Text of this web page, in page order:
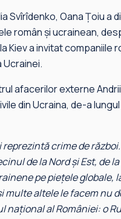
Svîrîdenko, Oana Țoiu
român și ucrainean,
Kiev a invitat
afacerilor externe
din Ucraina, de-a
reprezintă crime de
de la Nord și Est, de
pe piețele globale,
multe altele le facem nu
național al României: o